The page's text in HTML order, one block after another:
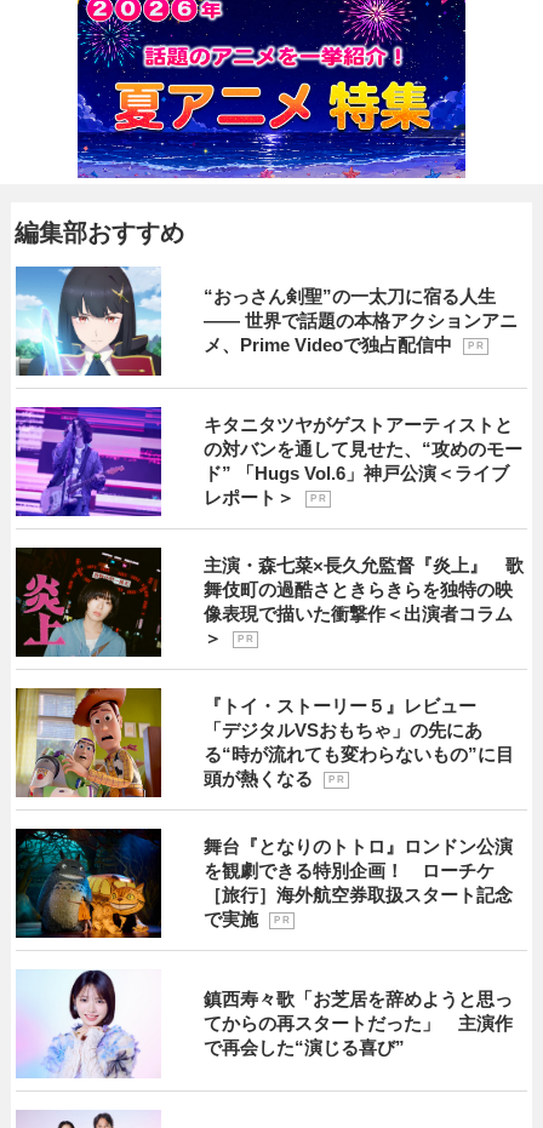
編集部おすすめ
“おっさん剣聖”の一太刀に宿る人生
―― 世界で話題の本格アクションアニ
メ、Prime Videoで独占配信中
P R
キタニタツヤがゲストアーティストと
の対バンを通して見せた、“攻めのモー
ド” 「Hugs Vol.6」神戸公演＜ライブ
レポート＞
P R
主演・森七菜×長久允監督『炎上』 歌
舞伎町の過酷さときらきらを独特の映
像表現で描いた衝撃作＜出演者コラム
＞
P R
『トイ・ストーリー５』レビュー
「デジタルVSおもちゃ」の先にあ
る“時が流れても変わらないもの”に目
頭が熱くなる
P R
舞台『となりのトトロ』ロンドン公演
を観劇できる特別企画！ ローチケ
［旅行］海外航空券取扱スタート記念
で実施
P R
鎮西寿々歌「お芝居を辞めようと思っ
てからの再スタートだった」 主演作
で再会した“演じる喜び”